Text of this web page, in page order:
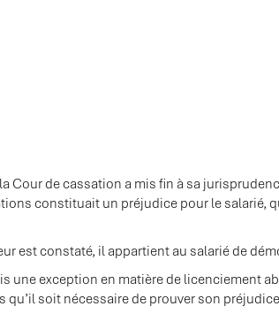
Cour de cassation a mis fin à sa
constituait un préjudice pour le salarié,
est constaté, il appartient au salarié de
une exception en matière de licenciement
soit nécessaire de prouver son